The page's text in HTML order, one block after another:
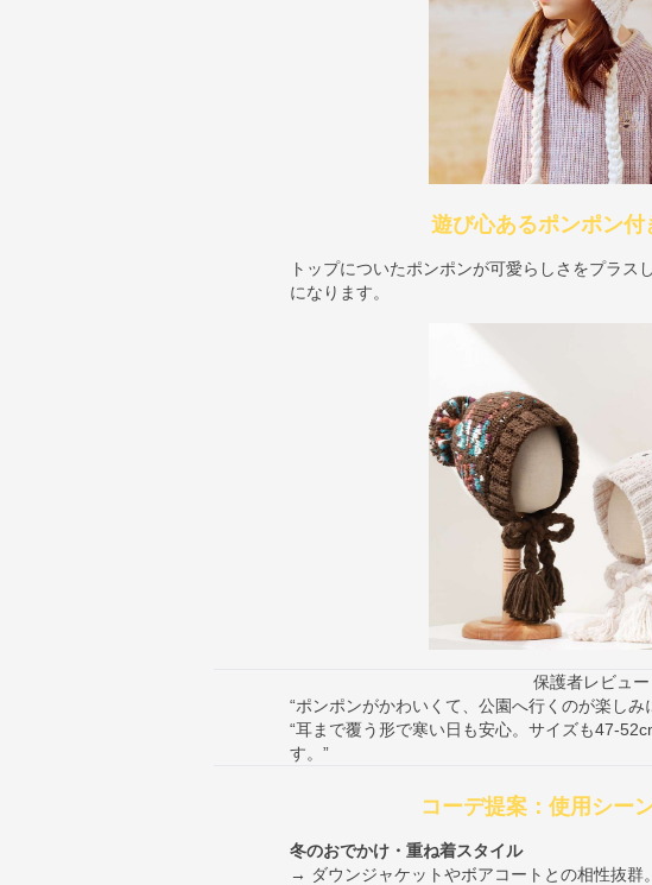
遊び心あるポンポン付
トップについたポンポンが可愛らしさをプラス
になります。
保護者レビュー
“ポンポンがかわいくて、公園へ行くのが楽しみ
“耳まで覆う形で寒い日も安心。サイズも47-
す。”
コーデ提案：使用シー
冬のおでかけ・重ね着スタイル
→ ダウンジャケットやボアコートとの相性抜群